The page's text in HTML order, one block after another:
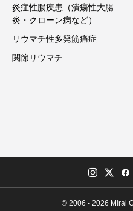
炎症性腸疾患（潰瘍性大腸
炎・クローン病など）
リウマチ性多発筋痛症
関節リウマチ
© 2006 - 2026 Mirai